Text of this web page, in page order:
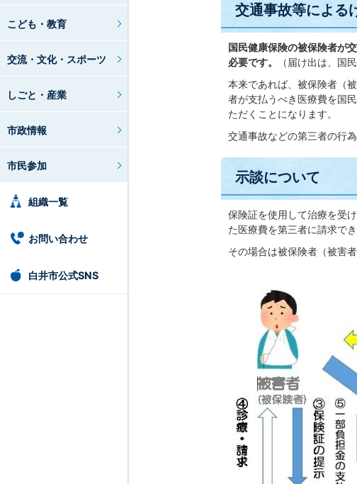
こども・教育
交流・文化・スポーツ
しごと・産業
市政情報
市民参加
組織一覧
お問い合わせ
白井市公式SNS
交通事故等による
国民健康保険の被保険者が
必要です。
（届け出は、国
本来であれば、被保険者（
者が支払うべき医療費を国
ただくことになります。
交通事故などの第三者の行
示談について
保険証を使用して治療を受
た医療費を第三者に請求で
その場合は被保険者（被害